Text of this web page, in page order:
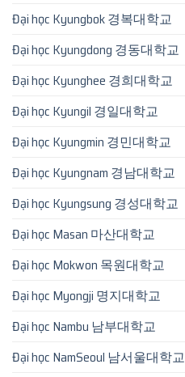
Đại học Kyungbok 경복대학교
Đại học Kyungdong 경동대학교
Đại học Kyunghee 경희대학교
Đại học Kyungil 경일대학교
Đại học Kyungmin 경민대학교
Đại học Kyungnam 경남대학교
Đại học Kyungsung 경성대학교
Đại học Masan 마산대학교
Đại học Mokwon 목원대학교
Đại học Myongji 명지대학교
Đại học Nambu 남부대학교
Đại học NamSeoul 남서울대학교